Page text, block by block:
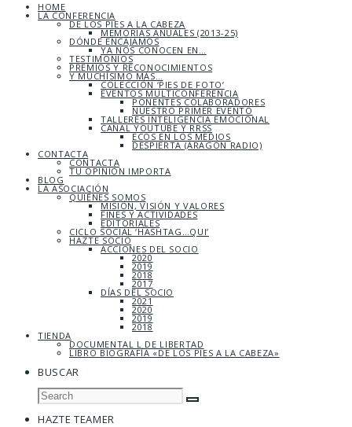
HOME
LA CONFERENCIA
DE LOS PIES A LA CABEZA
MEMORIAS ANUALES (2013-25)
DÓNDE ENCAJAMOS
YA NOS CONOCEN EN…
TESTIMONIOS
PREMIOS Y RECONOCIMIENTOS
Y MUCHÍSIMO MÁS…
COLECCIÓN ‘PIES DE FOTO’
EVENTOS MULTICONFERENCIA
PONENTES COLABORADORES
NUESTRO PRIMER EVENTO
TALLERES INTELIGENCIA EMOCIONAL
CANAL YOUTUBE Y RRSS
ECOS EN LOS MEDIOS
DESPIERTA (ARAGÓN RADIO)
CONTACTA
CONTACTA
TU OPINIÓN IMPORTA
BLOG
LA ASOCIACIÓN
QUIÉNES SOMOS
MISIÓN, VISIÓN Y VALORES
FINES Y ACTIVIDADES
EDITORIALES
CICLO SOCIAL ‘HASHTAG…QUI’
HAZTE SOCIO
ACCIONES DEL SOCIO
2020
2019
2018
2017
DÍAS DEL SOCIO
2021
2020
2019
2018
TIENDA
DOCUMENTAL L DE LIBERTAD
LIBRO BIOGRAFÍA «DE LOS PIES A LA CABEZA»
BUSCAR
HAZTE TEAMER